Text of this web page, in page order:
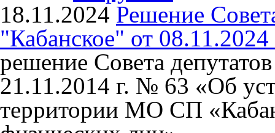
18.11.2024 Решение
"Кабанское" от
решение Совета
21.11.2014 г. № 63 «Об
территории МО СП